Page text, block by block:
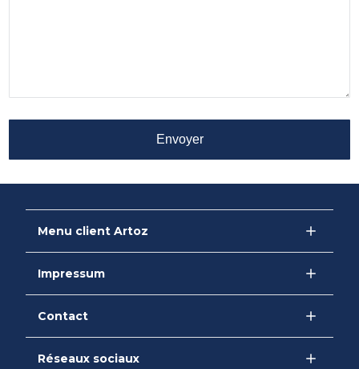
Envoyer
Contact
Réseaux sociaux
Menu client Artoz
Impressum